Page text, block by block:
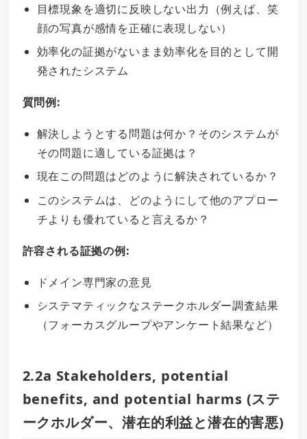
目標現象を適切に反映しない出力（例えば、笑
顔の写真が感情を正確に表現しない）
効率化の証拠がないまま効率化を目的として開
発されたシステム
質問例:
解決しようとする問題は何か？そのシステムが
その問題に適している証拠は？
現在この問題はどのように解決されているか？
このシステムは、どのようにして他のアプロー
チよりも優れていると言えるか？
許容される証拠の例:
ドメイン専門家の意見
システマティックなステークホルダー調査結果
（フォーカスグループやアンケート結果など）
2.2a Stakeholders, potential
benefits, and potential harms (ステ
ークホルダー、潜在的利益と潜在的害悪)